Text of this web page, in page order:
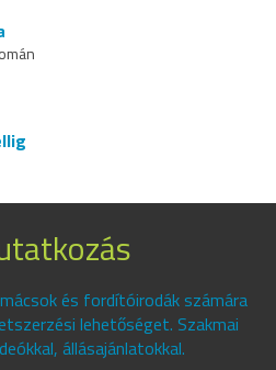
és fordítóirodák számára
lehetőséget. Szakmai
állásajánlatokkal.